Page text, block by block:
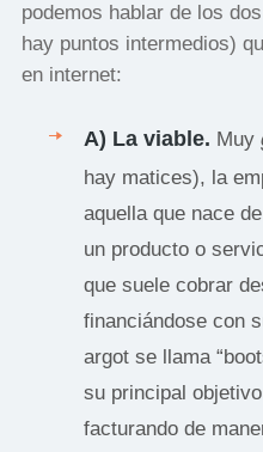
podemos hablar de los
hay puntos intermedios)
en internet:
A) La viable. Muy
hay matices), la
aquella que nace
un producto o
que suele cobrar
financiándose con
argot se llama
su principal
facturando de